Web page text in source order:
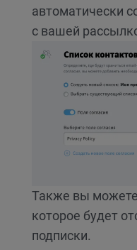
автоматически
с вашей
Также вы
которое будет
подписки.